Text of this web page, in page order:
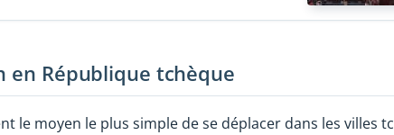
en République tchèque
le moyen le plus simple de se déplacer dans les villes